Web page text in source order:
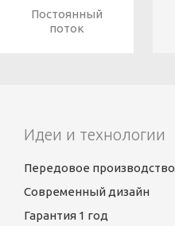
Постоянный
поток
Идеи и технологии
Передовое производство
Современный дизайн
Гарантия 1 год